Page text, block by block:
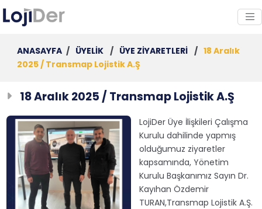
ANASAYFA / ÜYELİK / ÜYE ZİYARETLERİ / 18 Aralık
2025 / Transmap Lojistik A.Ş
18 Aralık 2025 / Transmap Lojistik A.Ş
LojiDer Üye İlişkileri Çalışma
Kurulu dahilinde yapmış
olduğumuz ziyaretler
kapsamında, Yönetim
Kurulu Başkanımız Sayın Dr.
Kayıhan Özdemir
TURAN,Transmap Lojistik A.Ş.